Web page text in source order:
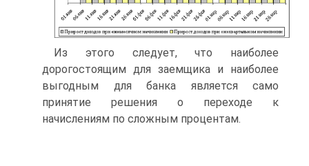
Из этого следует, что наиболее
дорогостоящим для заемщика и наиболее
выгодным для банка является само
принятие решения о переходе к
начислениям по сложным процентам.